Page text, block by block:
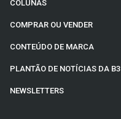
COLUNAS
COMPRAR OU VENDER
CONTEÚDO DE MARCA
PLANTÃO DE NOTÍCIAS DA B3
NEWSLETTERS